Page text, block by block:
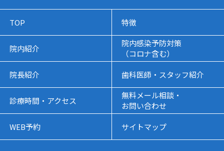
TOP 特徴
院内紹介
院内感染予防対策
（コロナ含む）
院長紹介
歯科医師・スタッフ紹介
診療時間・アクセス
無料メール相談・
お問い合わせ
WEB予約
サイトマップ